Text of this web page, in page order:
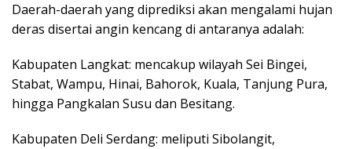
Daerah-daerah yang diprediksi akan mengalami hujan
deras disertai angin kencang di antaranya adalah:
Kabupaten Langkat: mencakup wilayah Sei Bingei,
Stabat, Wampu, Hinai, Bahorok, Kuala, Tanjung Pura,
hingga Pangkalan Susu dan Besitang.
Kabupaten Deli Serdang: meliputi Sibolangit,